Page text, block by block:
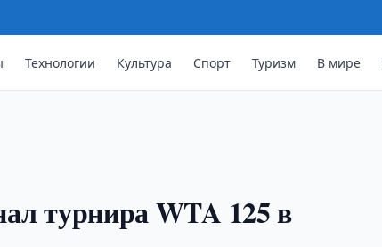
Технологии Культура Спорт Туризм В мире
турнира WTA 125 в